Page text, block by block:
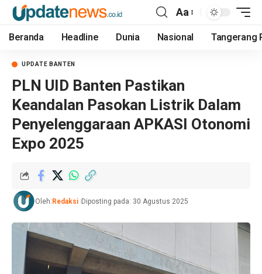
Aa
Beranda Headline Dunia Nasional Tangerang
UPDATE BANTEN
PLN UID Banten Pastikan
Keandalan Pasokan Listrik Dalam
Penyelenggaraan APKASI Otonomi
Expo 2025
Oleh: Redaksi Diposting pada: 30 Agustus 2025